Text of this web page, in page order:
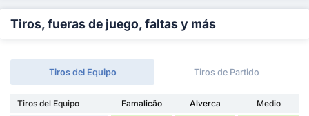
Tiros, fueras de juego, faltas y más
Tiros del Equipo Tiros de Partido
Tiros del Equipo Famalicão Alverca
Medio